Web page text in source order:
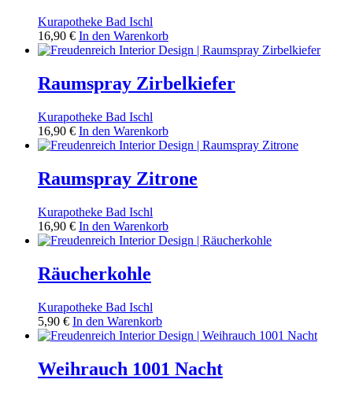
Kurapotheke Bad Ischl
16,90 € In den Warenkorb
Raumspray Zirbelkiefer
Kurapotheke Bad Ischl
16,90 € In den Warenkorb
Raumspray Zitrone
Kurapotheke Bad Ischl
16,90 € In den Warenkorb
Räucherkohle
Kurapotheke Bad Ischl
5,90 € In den Warenkorb
Weihrauch 1001 Nacht